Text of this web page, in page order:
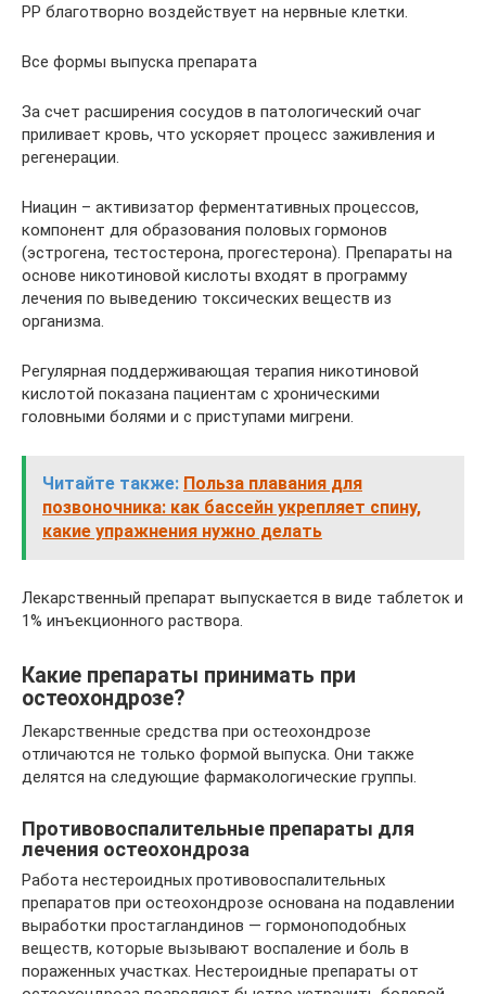
РР благотворно воздействует на нервные клетки.
Все формы выпуска препарата
За счет расширения сосудов в патологический очаг
приливает кровь, что ускоряет процесс заживления и
регенерации.
Ниацин – активизатор ферментативных процессов,
компонент для образования половых гормонов
(эстрогена, тестостерона, прогестерона). Препараты на
основе никотиновой кислоты входят в программу
лечения по выведению токсических веществ из
организма.
Регулярная поддерживающая терапия никотиновой
кислотой показана пациентам с хроническими
головными болями и с приступами мигрени.
Читайте также: Польза плавания для
позвоночника: как бассейн укрепляет спину,
какие упражнения нужно делать
Лекарственный препарат выпускается в виде таблеток и
1% инъекционного раствора.
Какие препараты принимать при
остеохондрозе?
Лекарственные средства при остеохондрозе
отличаются не только формой выпуска. Они также
делятся на следующие фармакологические группы.
Противовоспалительные препараты для
лечения остеохондроза
Работа нестероидных противовоспалительных
препаратов при остеохондрозе основана на подавлении
выработки простагландинов — гормоноподобных
веществ, которые вызывают воспаление и боль в
пораженных участках. Нестероидные препараты от